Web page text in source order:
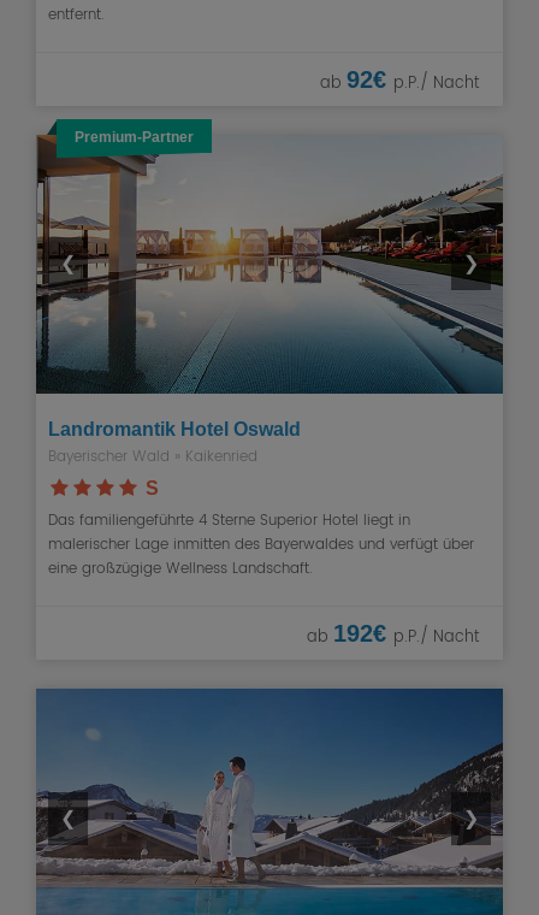
entfernt.
ab 92€ p.P./ Nacht
Premium-Partner
❮ ❯
Landromantik Hotel Oswald
Bayerischer Wald » Kaikenried
S
Das familiengeführte 4 Sterne Superior Hotel liegt in
malerischer Lage inmitten des Bayerwaldes und verfügt über
eine großzügige Wellness Landschaft.
ab 192€ p.P./ Nacht
❮ ❯